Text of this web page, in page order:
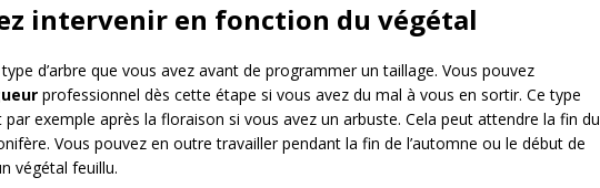
intervenir en fonction du végétal
d’arbre que vous avez avant de programmer un taillage. Vous pouvez
professionnel dès cette étape si vous avez du mal à vous en sortir. Ce type
par exemple après la floraison si vous avez un arbuste. Cela peut attendre la fin du
Vous pouvez en outre travailler pendant la fin de l’automne ou le début de
végétal feuillu.